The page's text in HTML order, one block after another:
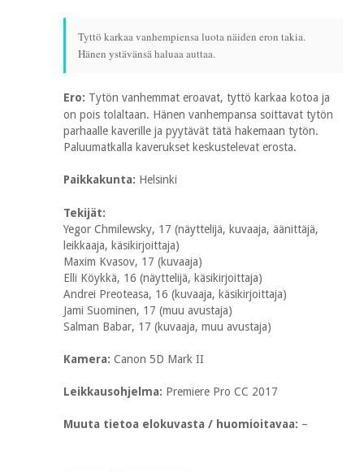
Tyttö karkaa vanhempiensa luota näiden eron takia.
Hänen ystävänsä haluaa auttaa.
Ero: Tytön vanhemmat eroavat, tyttö karkaa kotoa ja
on pois tolaltaan. Hänen vanhempansa soittavat tytön
parhaalle kaverille ja pyytävät tätä hakemaan tytön.
Paluumatkalla kaverukset keskustelevat erosta.
Paikkakunta: Helsinki
Tekijät:
Yegor Chmilewsky, 17 (näyttelijä, kuvaaja, äänittäjä,
leikkaaja, käsikirjoittaja)
Maxim Kvasov, 17 (kuvaaja)
Elli Köykkä, 16 (näyttelijä, käsikirjoittaja)
Andrei Preoteasa, 16 (kuvaaja, käsikirjoittaja)
Jami Suominen, 17 (muu avustaja)
Salman Babar, 17 (kuvaaja, muu avustaja)
Kamera: Canon 5D Mark II
Leikkausohjelma: Premiere Pro CC 2017
Muuta tietoa elokuvasta / huomioitavaa: –